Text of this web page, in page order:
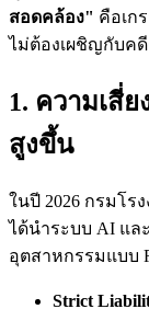
สอดคล้อง" คือเก
ไม่ต้องเผชิญกับค
1. ความเสี่
สูงขึ้น
ในปี 2026 กรมโร
ได้นำระบบ AI แล
อุตสาหกรรมแบบ
Strict